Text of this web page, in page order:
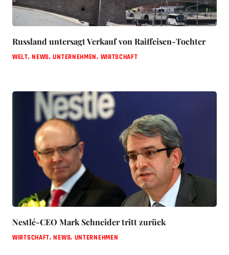
Russland untersagt Verkauf von Raiffeisen-Tochter
WELT,NEWS,UNTERNEHMEN, WIRTSCHAFT
Nestlé-CEO Mark Schneider tritt zurück
WIRTSCHAFT,NEWS, UNTERNEHMEN